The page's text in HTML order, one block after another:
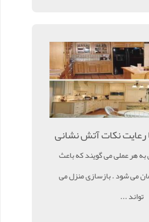
رعایت نکات آتش نشانی
به هر عملی می گویند که باعث
می شود . بازسازی منزل می
تواند ...